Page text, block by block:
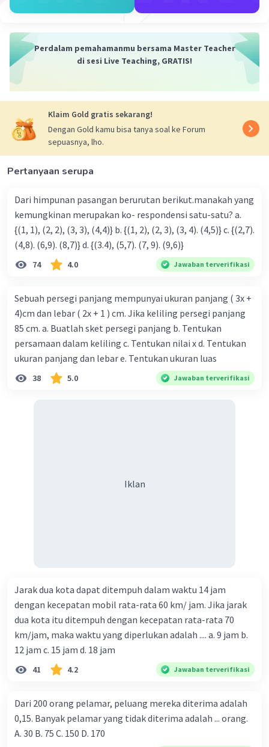
Perdalam pemahamanmu bersama Master Teacher
di sesi Live Teaching, GRATIS!
Klaim Gold gratis sekarang!
Dengan Gold kamu bisa tanya soal ke Forum
sepuasnya, lho.
Pertanyaan serupa
Dari himpunan pasangan berurutan berikut.manakah yang
kemungkinan merupakan ko- respondensi satu-satu? a.
{(1, 1), (2, 2), (3, 3), (4,4)} b. {(1, 2), (2, 3), (3, 4). (4,5)} c. {(2,7).
(4,8). (6,9). (8,7)} d. {(3.4), (5,7). (7, 9). (9,6)}
74 4.0 Jawaban terverifikasi
Sebuah persegi panjang mempunyai ukuran panjang ( 3x +
4)cm dan lebar ( 2x + 1 ) cm. Jika keliling persegi panjang
85 cm. a. Buatlah sket persegi panjang b. Tentukan
persamaan dalam keliling c. Tentukan nilai x d. Tentukan
ukuran panjang dan lebar e. Tentukan ukuran luas
38 5.0 Jawaban terverifikasi
Iklan
Jarak dua kota dapat ditempuh dalam waktu 14 jam
dengan kecepatan mobil rata-rata 60 km/ jam. Jika jarak
dua kota itu ditempuh dengan kecepatan rata-rata 70
km/jam, maka waktu yang diperlukan adalah .... a. 9 jam b.
12 jam c. 15 jam d. 18 jam
41 4.2 Jawaban terverifikasi
Dari 200 orang pelamar, peluang mereka diterima adalah
0,15. Banyak pelamar yang tidak diterima adalah ... orang.
A. 30 B. 75 C. 150 D. 170